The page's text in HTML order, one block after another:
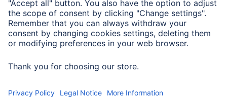
Typ szkła Refleks
Załącznik Stand/Zawieszka